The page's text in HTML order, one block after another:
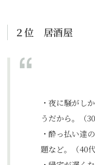
２位 居酒屋
・夜に騒がし
うだから。（
・酔っ払い達
題など。（40代